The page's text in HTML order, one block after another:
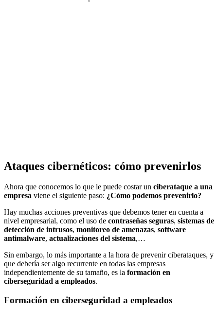
Ataques cibernéticos: cómo prevenirlos
Ahora que conocemos lo que le puede costar un ciberataque a una
empresa viene el siguiente paso: ¿Cómo podemos prevenirlo?
Hay muchas acciones preventivas que debemos tener en cuenta a
nivel empresarial, como el uso de contraseñas seguras, sistemas de
detección de intrusos, monitoreo de amenazas, software
antimalware, actualizaciones del sistema,…
Sin embargo, lo más importante a la hora de prevenir ciberataques, y
que debería ser algo recurrente en todas las empresas
independientemente de su tamaño, es la formación en
ciberseguridad a empleados.
Formación en ciberseguridad a empleados